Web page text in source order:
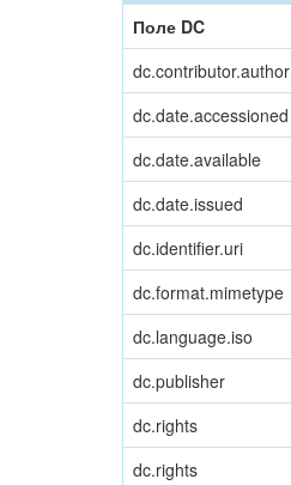
Поле DC
dc.contributor.author
dc.date.accessioned
dc.date.available
dc.date.issued
dc.identifier.uri
dc.format.mimetype
dc.language.iso
dc.publisher
dc.rights
dc.rights